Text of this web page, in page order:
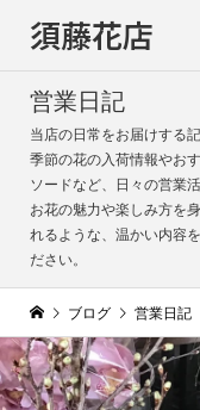
須藤花店
営業日記
当店の日常をお届けする記
季節の花の入荷情報やお
ソードなど、日々の営業
お花の魅力や楽しみ方を
れるような、温かい内容
ださい。
ブログ 営業日記